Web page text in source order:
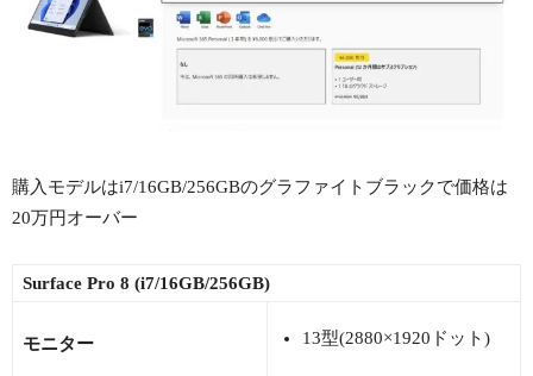
購入モデルはi7/16GB/256GBのグラファイトブラックで価格は
20万円オーバー
Surface Pro 8 (i7/16GB/256GB)
モニター 13型(2880×1920ドット)